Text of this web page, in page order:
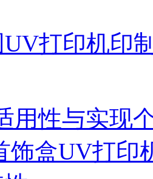
打印机印